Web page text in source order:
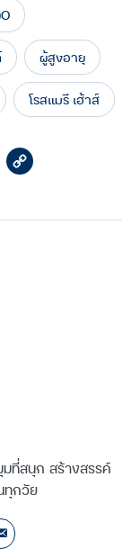
ผู้สูงอายุ
โรสแมรี เฮ้าส์
Line
ที่สนุก สร้างสรรค์
ทุกวัย